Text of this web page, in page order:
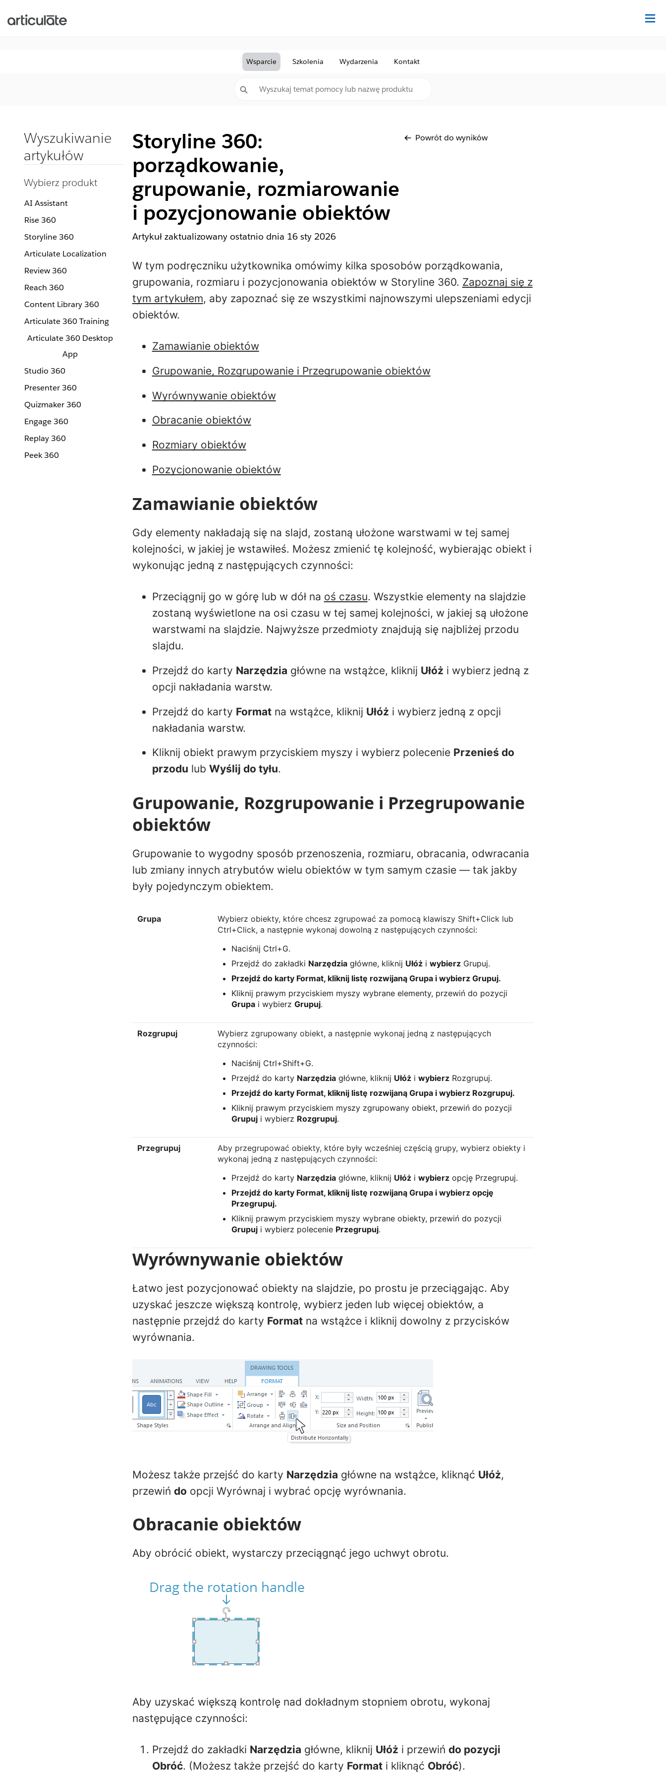
Wsparcie Szkolenia Wydarzenia Kontakt
Wyszukiwanie
artykułów
Wybierz produkt
AI Assistant
Rise 360
Storyline 360
Articulate Localization
Review 360
Reach 360
Content Library 360
Articulate 360 Training
Articulate 360 Desktop
App
Studio 360
Presenter 360
Quizmaker 360
Engage 360
Replay 360
Peek 360
Storyline 360:
porządkowanie,
grupowanie, rozmiarowanie
i pozycjonowanie obiektów
Powrót do wyników
Artykuł zaktualizowany ostatnio dnia 16 sty 2026
W tym podręczniku użytkownika omówimy kilka sposobów porządkowania,
grupowania, rozmiaru i pozycjonowania obiektów w Storyline 360. Zapoznaj się z
tym artykułem, aby zapoznać się ze wszystkimi najnowszymi ulepszeniami edycji
obiektów.
Zamawianie obiektów
Grupowanie, Rozgrupowanie i Przegrupowanie obiektów
Wyrównywanie obiektów
Obracanie obiektów
Rozmiary obiektów
Pozycjonowanie obiektów
Zamawianie obiektów
Gdy elementy nakładają się na slajd, zostaną ułożone warstwami w tej samej
kolejności, w jakiej je wstawiłeś. Możesz zmienić tę kolejność, wybierając obiekt i
wykonując jedną z następujących czynności:
Przeciągnij go w górę lub w dół na oś czasu. Wszystkie elementy na slajdzie
zostaną wyświetlone na osi czasu w tej samej kolejności, w jakiej są ułożone
warstwami na slajdzie. Najwyższe przedmioty znajdują się najbliżej przodu
slajdu.
Przejdź do karty Narzędzia główne na wstążce, kliknij Ułóż i wybierz jedną z
opcji nakładania warstw.
Przejdź do karty Formatna wstążce, kliknij Ułóż i wybierz jedną z opcji
nakładania warstw.
Kliknij obiekt prawym przyciskiem myszy i wybierz polecenie Przenieś do
przodu lub Wyślij do tyłu.
Grupowanie, Rozgrupowanie i Przegrupowanie
obiektów
Grupowanie to wygodny sposób przenoszenia, rozmiaru, obracania, odwracania
lub zmiany innych atrybutów wielu obiektów w tym samym czasie — tak jakby
były pojedynczym obiektem.
Grupa
Wybierz obiekty, które chcesz zgrupować za pomocą klawiszy Shift+Click lub
Ctrl+Click, a następnie wykonaj dowolną z następujących czynności:
Naciśnij Ctrl+G.
Przejdź do zakładki Narzędzia główne, kliknij Ułóż iwybierz Grupuj.
Przejdź do karty Format, kliknij listę rozwijanąGrupa i wybierz Grupuj.
Kliknij prawym przyciskiem myszy wybrane elementy, przewiń do pozycji
Grupa i wybierzGrupuj.
Rozgrupuj
Wybierz zgrupowany obiekt, a następnie wykonaj jedną z następujących
czynności:
Naciśnij Ctrl+Shift+G.
Przejdź do karty Narzędzia główne, kliknij Ułóż iwybierz Rozgrupuj.
Przejdź do karty Format, kliknij listę rozwijanąGrupa i wybierz Rozgrupuj.
Kliknij prawym przyciskiem myszy zgrupowany obiekt, przewiń do pozycji
Grupuj i wybierz Rozgrupuj.
Przegrupuj
Aby przegrupować obiekty, które były wcześniej częścią grupy, wybierz obiekty i
wykonaj jedną z następujących czynności:
Przejdź do karty Narzędzia główne, kliknij Ułóż iwybierz opcję Przegrupuj.
Przejdź do karty Format, kliknij listę rozwijanąGrupa i wybierz opcję
Przegrupuj.
Kliknij prawym przyciskiem myszy wybrane obiekty, przewiń do pozycji
Grupuj i wybierz polecenie Przegrupuj.
Wyrównywanie obiektów
Łatwo jest pozycjonować obiekty na slajdzie, po prostu je przeciągając. Aby
uzyskać jeszcze większą kontrolę, wybierz jeden lub więcej obiektów, a
następnie przejdź do karty Formatna wstążce i kliknij dowolny z przycisków
wyrównania.
Możesz także przejść do karty Narzędzia główne na wstążce, kliknąć Ułóż,
przewiń do opcji Wyrównaj i wybrać opcję wyrównania.
Obracanie obiektów
Aby obrócić obiekt, wystarczy przeciągnąć jego uchwyt obrotu.
Aby uzyskać większą kontrolę nad dokładnym stopniem obrotu, wykonaj
następujące czynności:
Przejdź do zakładki Narzędzia główne, kliknij Ułóż i przewiń do pozycji
Obróć. (Możesz także przejść do karty Formati kliknąć Obróć).